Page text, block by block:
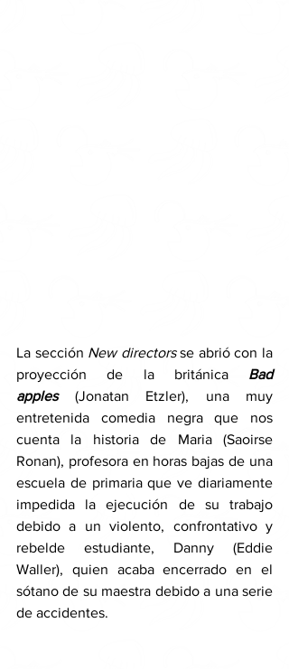
La sección New directors se abrió con la
proyección de la británica Bad
apples (Jonatan Etzler), una muy
entretenida comedia negra que nos
cuenta la historia de Maria (Saoirse
Ronan), profesora en horas bajas de una
escuela de primaria que ve diariamente
impedida la ejecución de su trabajo
debido a un violento, confrontativo y
rebelde estudiante, Danny (Eddie
Waller), quien acaba encerrado en el
sótano de su maestra debido a una serie
de accidentes.